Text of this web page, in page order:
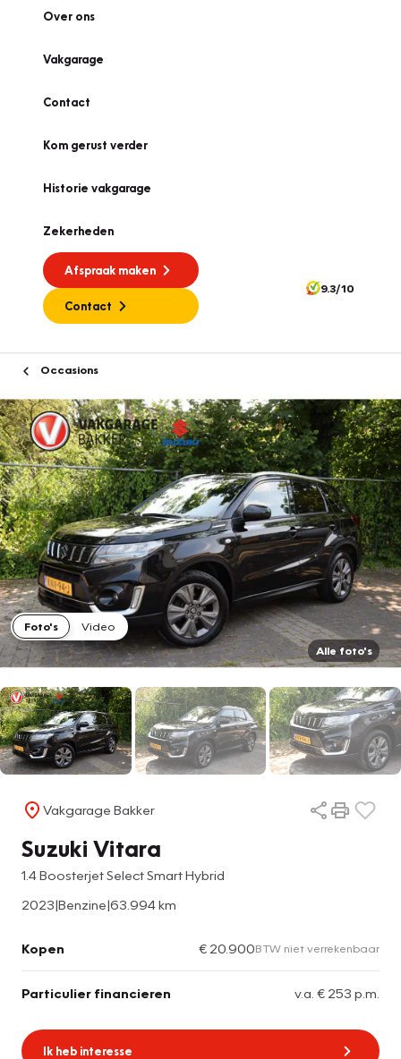
Over ons
Vakgarage
Contact
Kom gerust verder
Historie vakgarage
Zekerheden
Afspraak maken
Contact
9.3/10
Occasions
Foto's
Video
Alle foto's
Vakgarage Bakker
Suzuki Vitara
1.4 Boosterjet Select Smart Hybrid
2023|Benzine|63.994 km
Kopen € 20.900BTW niet verrekenbaar
Particulier financieren v.a. € 253 p.m.
Ik heb interesse